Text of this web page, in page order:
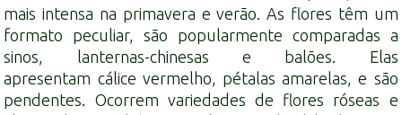
mais intensa na primavera e verão. As flores têm um
formato peculiar, são popularmente comparadas a
sinos, lanternas-chinesas e balões. Elas
apresentam cálice vermelho, pétalas amarelas, e são
pendentes. Ocorrem variedades de flores róseas e